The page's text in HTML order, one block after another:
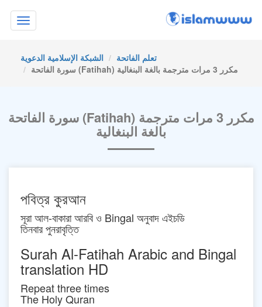
Toggle
navigation
الشبكة الإسلامية الدعوية
تعلم الفاتحة
سورة الفاتحة (Fatihah) مكرر 3 مرات مترجمة بالغة البنغالية
سورة الفاتحة (Fatihah) مكرر 3 مرات مترجمة
بالغة البنغالية
পবিত্র কুরআন
সূরা আল-বাকারা আরবি ও Bingal অনুবাদ এইচডি
তিনবার পুনরাবৃত্তি
Surah Al-Fatihah Arabic and Bingal
translation HD
Repeat three times
The Holy Quran